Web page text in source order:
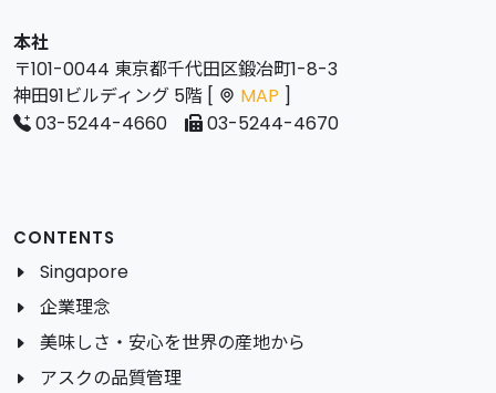
本社
〒101-0044 東京都千代田区鍛冶町1-8-3
神田91ビルディング 5階 [
MAP ]
03-5244-4660
03-5244-4670
CONTENTS
Singapore
企業理念
美味しさ・安心を世界の産地から
アスクの品質管理